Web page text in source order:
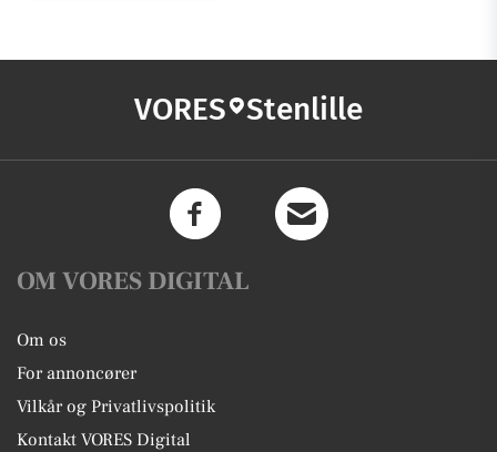
VORES Stenlille
OM VORES DIGITAL
Om os
For annoncører
Vilkår og Privatlivspolitik
Kontakt VORES Digital